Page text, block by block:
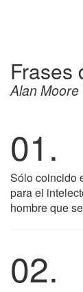
Frases
Alan Moore
01.
Sólo coincido
para el
hombre que
02.